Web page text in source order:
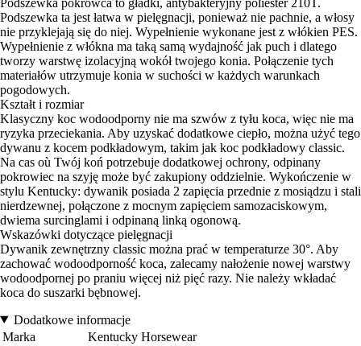
Podszewka ta jest łatwa w pielęgnacji, ponieważ nie pachnie, a włosy
nie przyklejają się do niej. Wypełnienie wykonane jest z włókien PES.
Wypełnienie z włókna ma taką samą wydajność jak puch i dlatego
tworzy warstwę izolacyjną wokół twojego konia. Połączenie tych
materiałów utrzymuje konia w suchości w każdych warunkach
pogodowych.
Kształt i rozmiar
Klasyczny koc wodoodporny nie ma szwów z tyłu koca, więc nie ma
ryzyka przeciekania. Aby uzyskać dodatkowe ciepło, można użyć tego
dywanu z kocem podkładowym, takim jak koc podkładowy classic.
Na cas où Twój koń potrzebuje dodatkowej ochrony, odpinany
pokrowiec na szyję może być zakupiony oddzielnie. Wykończenie w
stylu Kentucky: dywanik posiada 2 zapięcia przednie z mosiądzu i stali
nierdzewnej, połączone z mocnym zapięciem samozaciskowym,
dwiema surcinglami i odpinaną linką ogonową.
Wskazówki dotyczące pielęgnacji
Dywanik zewnętrzny classic można prać w temperaturze 30°. Aby
zachować wodoodporność koca, zalecamy nałożenie nowej warstwy
wodoodpornej po praniu więcej niż pięć razy. Nie należy wkładać
koca do suszarki bębnowej.
Dodatkowe informacje
Marka
Kentucky Horsewear